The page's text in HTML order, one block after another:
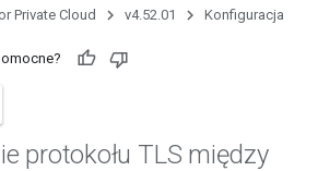
Private Cloud v4.52.01 Konfiguracja
protokołu TLS między